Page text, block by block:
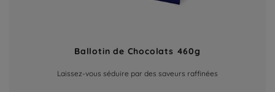
Ballotin de Chocolats 460g
Laissez-vous séduire par des saveurs raffinées